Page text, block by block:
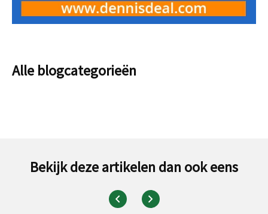
Alle blogcategorieën
Bekijk deze artikelen dan ook eens